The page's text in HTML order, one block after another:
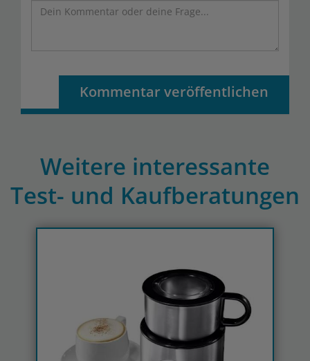
Kommentar veröffentlichen
Weitere interessante
Test- und Kaufberatungen
Previous